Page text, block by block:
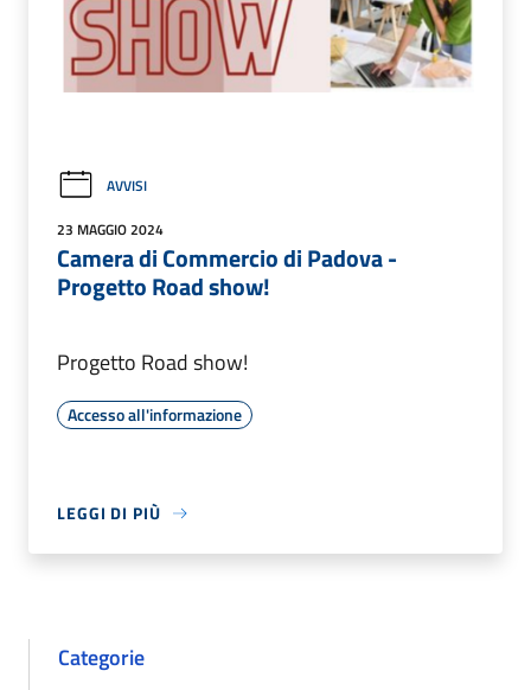
AVVISI
23 MAGGIO 2024
Camera di Commercio di Padova -
Progetto Road show!
Progetto Road show!
Accesso all'informazione
LEGGI DI PIÙ
Categorie